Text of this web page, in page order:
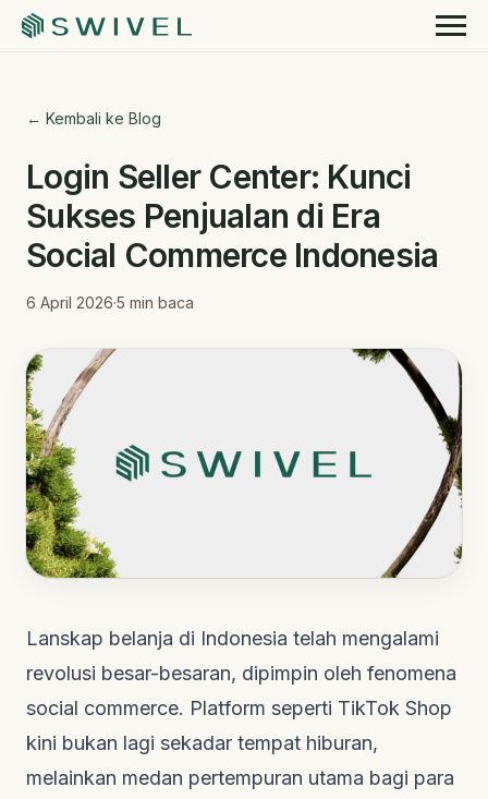
← Kembali ke Blog
Login Seller Center: Kunci
Sukses Penjualan di Era
Social Commerce Indonesia
6 April 2026·5 min baca
Lanskap belanja di Indonesia telah mengalami
revolusi besar-besaran, dipimpin oleh fenomena
social commerce. Platform seperti TikTok Shop
kini bukan lagi sekadar tempat hiburan,
melainkan medan pertempuran utama bagi para